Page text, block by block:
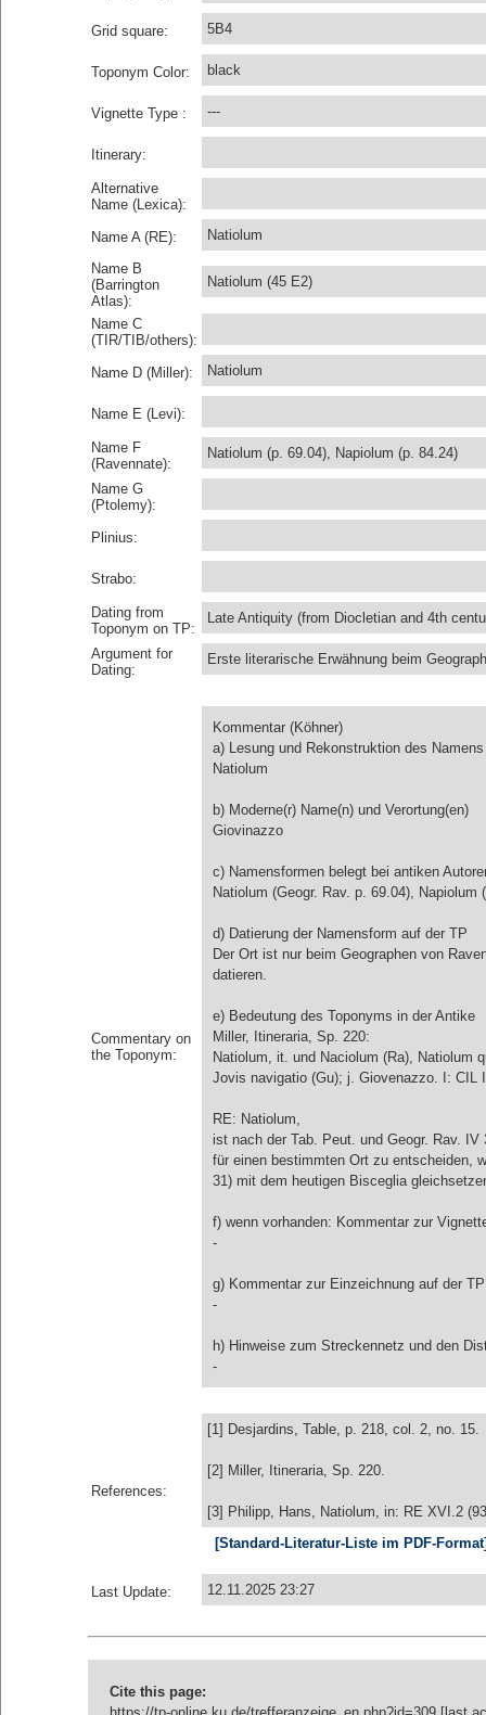
Grid square: 5B4
Toponym Color: black
Vignette Type : ---
Itinerary:
Alternative
Name (Lexica):
Name A (RE):
Natiolum
Name B
(Barrington
Atlas):
Natiolum (45 E2)
Name C
(TIR/TIB/others):
Name D (Miller):
Natiolum
Name E (Levi):
Name F
(Ravennate):
Natiolum (p. 69.04), Napiolum (p. 84.24)
Name G
(Ptolemy):
Plinius:
Strabo:
Dating from
Toponym on TP:
Late Antiquity (from Diocletian and 4th
Argument for
Dating:
Erste literarische Erwähnung beim
Commentary on
the Toponym:
Kommentar (Köhner)
a) Lesung und Rekonstruktion des Namens
Natiolum
b) Moderne(r) Name(n) und Verortung(en)
Giovinazzo
c) Namensformen belegt bei antiken
Natiolum (Geogr. Rav. p. 69.04), Napiolum
d) Datierung der Namensform auf der TP
Der Ort ist nur beim Geographen von
datieren.
e) Bedeutung des Toponyms in der Antike
Miller, Itineraria, Sp. 220:
Natiolum, it. und Naciolum (Ra), Natiolum
Jovis navigatio (Gu); j. Giovenazzo. I: CIL
RE: Natiolum,
ist nach der Tab. Peut. und Geogr. Rav.
für einen bestimmten Ort zu entscheiden,
31) mit dem heutigen Bisceglia
f) wenn vorhanden: Kommentar zur
-
g) Kommentar zur Einzeichnung auf der
-
h) Hinweise zum Streckennetz und den
-
References:
[1] Desjardins, Table, p. 218, col. 2, no. 15.
[2] Miller, Itineraria, Sp. 220.
[3] Philipp, Hans, Natiolum, in: RE XVI.2
[Standard-Literatur-Liste im PDF-
Last Update: 12.11.2025 23:27
Cite this page: